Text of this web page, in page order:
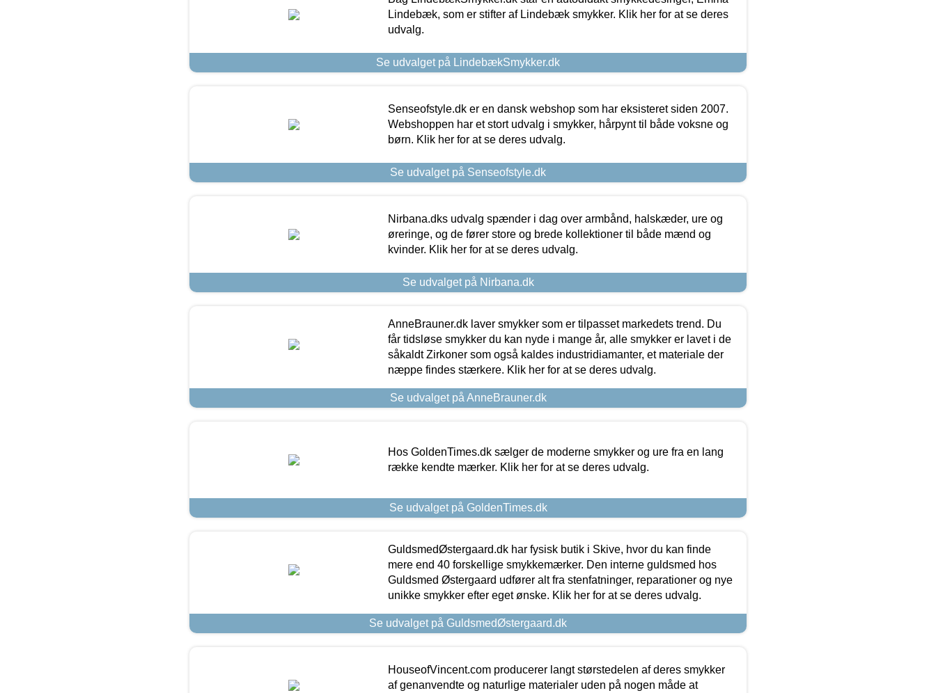
Lindebæk, som er stifter af Lindebæk smykker. Klik her for at se deres
udvalg.
Se udvalget på LindebækSmykker.dk
Senseofstyle.dk er en dansk webshop som har eksisteret siden 2007.
Webshoppen har et stort udvalg i smykker, hårpynt til både voksne og
børn. Klik her for at se deres udvalg.
Se udvalget på Senseofstyle.dk
Nirbana.dks udvalg spænder i dag over armbånd, halskæder, ure og
øreringe, og de fører store og brede kollektioner til både mænd og
kvinder. Klik her for at se deres udvalg.
Se udvalget på Nirbana.dk
AnneBrauner.dk laver smykker som er tilpasset markedets trend. Du
får tidsløse smykker du kan nyde i mange år, alle smykker er lavet i de
såkaldt Zirkoner som også kaldes industridiamanter, et materiale der
næppe findes stærkere. Klik her for at se deres udvalg.
Se udvalget på AnneBrauner.dk
Hos GoldenTimes.dk sælger de moderne smykker og ure fra en lang
række kendte mærker. Klik her for at se deres udvalg.
Se udvalget på GoldenTimes.dk
GuldsmedØstergaard.dk har fysisk butik i Skive, hvor du kan finde
mere end 40 forskellige smykkemærker. Den interne guldsmed hos
Guldsmed Østergaard udfører alt fra stenfatninger, reparationer og nye
unikke smykker efter eget ønske. Klik her for at se deres udvalg.
Se udvalget på GuldsmedØstergaard.dk
HouseofVincent.com producerer langt størstedelen af deres smykker
af genanvendte og naturlige materialer uden på nogen måde at